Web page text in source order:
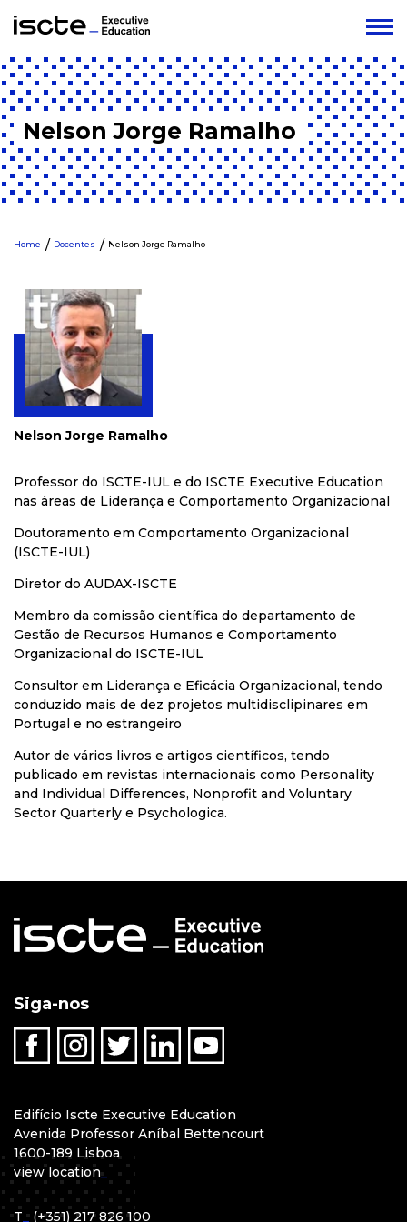
Nelson Jorge Ramalho
Home Docentes Nelson Jorge Ramalho
Nelson Jorge Ramalho
Professor do ISCTE-IUL e do ISCTE Executive Education
nas áreas de Liderança e Comportamento Organizacional
Doutoramento em Comportamento Organizacional
(ISCTE-IUL)
Diretor do AUDAX-ISCTE
Membro da comissão científica do departamento de
Gestão de Recursos Humanos e Comportamento
Organizacional do ISCTE-IUL
Consultor em Liderança e Eficácia Organizacional, tendo
conduzido mais de dez projetos multidisclipinares em
Portugal e no estrangeiro
Autor de vários livros e artigos científicos, tendo
publicado em revistas internacionais como Personality
and Individual Differences, Nonprofit and Voluntary
Sector Quarterly e Psychologica.
Siga-nos
Edifício Iscte Executive Education
Avenida Professor Aníbal Bettencourt
1600-189 Lisboa
view location_
T _ (+351) 217 826 100